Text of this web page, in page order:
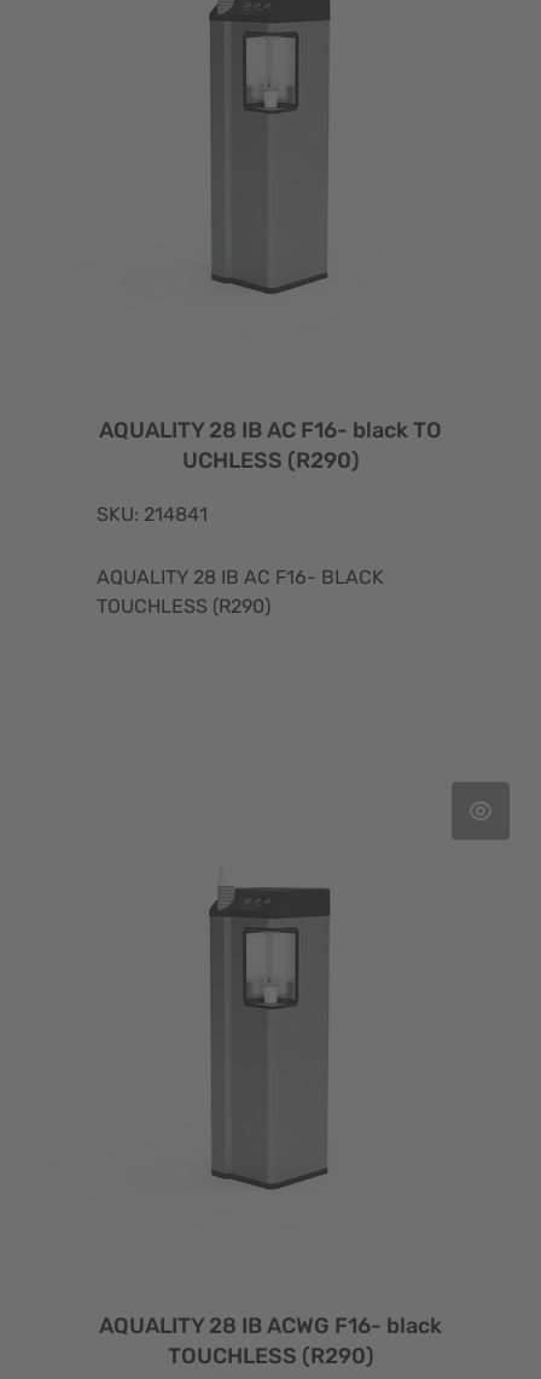
AQUALITY 28 IB AC F16- black TO
UCHLESS (R290)
SKU: 214841
AQUALITY 28 IB AC F16- BLACK
TOUCHLESS (R290)
AQUALITY 28 IB ACWG F16- black
TOUCHLESS (R290)